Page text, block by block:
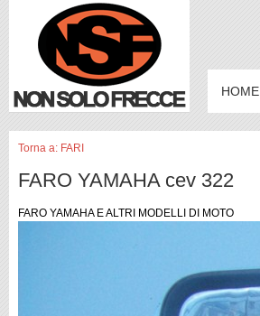
HOME
Torna a: FARI
FARO YAMAHA cev 322
FARO YAMAHA E ALTRI MODELLI DI MOTO